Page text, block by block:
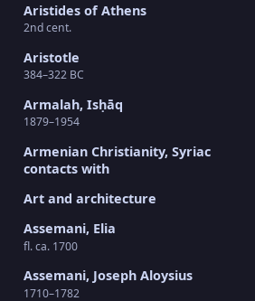
Aristides of Athens
2nd cent.
Aristotle
384–322 BC
Armalah, Isḥāq
1879–1954
Armenian Christianity, Syriac
contacts with
Art and architecture
Assemani, Elia
fl. ca. 1700
Assemani, Joseph Aloysius
1710–1782